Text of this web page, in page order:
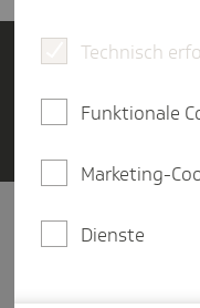
Jetzt Mitglied
Unter­nehmen
Technisch
Funktionale
Marketing-
Dienste